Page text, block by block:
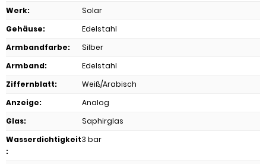
Werk:
Solar
Gehäuse:
Edelstahl
Armbandfarbe:
Silber
Armband:
Edelstahl
Ziffernblatt:
Weiß/Arabisch
Anzeige:
Analog
Glas:
Saphirglas
Wasserdichtigkeit
:
3 bar